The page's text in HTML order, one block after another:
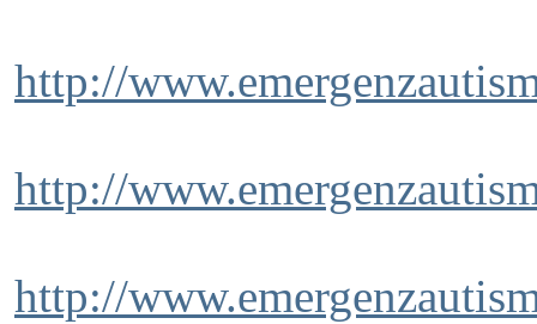
http://
http://
http://